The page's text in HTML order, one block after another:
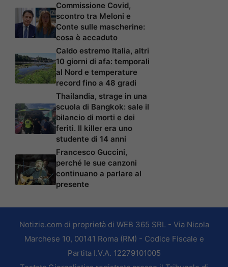
Commissione Covid,
scontro tra Meloni e
Conte sulle mascherine:
cosa è accaduto
Caldo estremo Italia, altri
10 giorni di afa: temporali
al Nord e temperature
record fino a 48 gradi
Thailandia, strage in una
scuola di Bangkok: sale il
bilancio di morti e dei
feriti. Il killer era uno
studente di 14 anni
Francesco Guccini,
perché le sue canzoni
continuano a parlare al
presente
Notizie.com di proprietà di WEB 365 SRL - Via Nicola
Marchese 10, 00141 Roma (RM) - Codice Fiscale e
Partita I.V.A. 12279101005